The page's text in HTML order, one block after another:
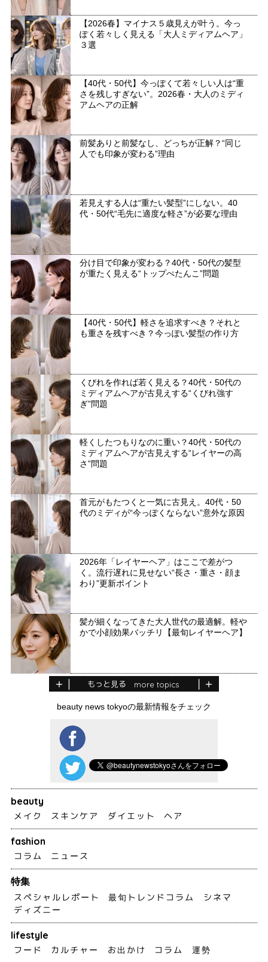
【2026春】マイナス５歳見えが叶う。今っ
ぽく若々しく見える「大人ミディアムヘア」
３選
【40代・50代】今っぽくて若々しい人は“重
さを残しすぎない”。2026春・大人のミディ
アムヘアの正解
前髪ありと前髪なし、どっちが正解？“同じ
人でも印象が変わる”理由
若見えする人は“重たい髪型”にしない。40
代・50代“毛先に適度な軽さ”が必要な理由
分け目で印象が変わる？40代・50代の髪型
が重たく見える“トップぺたんこ”問題
【40代・50代】軽さを追求すべき？それと
も重さを残すべき？今っぽい髪型の作り方
くびれを作れば若く見える？40代・50代の
ミディアムヘアが古見えする“くびれ強す
ぎ”問題
軽くしたつもりなのに重い？40代・50代の
ミディアムヘアが古見えする“レイヤーの高
さ”問題
首元がもたつくと一気に古見え。40代・50
代のミディが“今っぽくならない”意外な原因
2026年「レイヤーヘア」はここで差がつ
く。流行遅れに見せない“長さ・重さ・顔ま
わり”更新ポイント
髪が細くなってきた大人世代の最適解。軽や
かで小顔効果バッチリ【最旬レイヤーヘア】
もっと見る more topics
beauty news tokyoの最新情報をチェック
beauty
メイク
スキンケア ダイエット ヘア
fashion
コラム
ニュース
特集
スペシャルレポート
最旬トレンドコラム
シネマ
ディズニー
lifestyle
フード
カルチャー お出かけ コラム 運勢